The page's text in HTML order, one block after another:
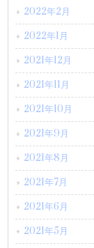
2022年2月
2022年1月
2021年12月
2021年11月
2021年10月
2021年9月
2021年8月
2021年7月
2021年6月
2021年5月